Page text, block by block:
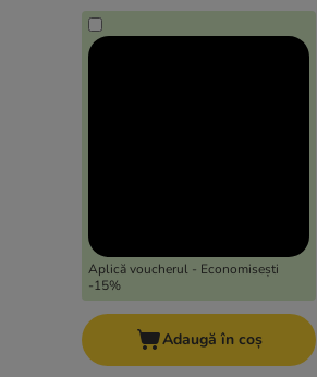
Aplică voucherul - Economisești
-15%
Adaugă în coș